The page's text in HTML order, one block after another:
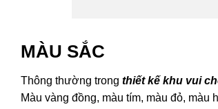
MÀU SẮC
Thông thường trong thiết kế khu vui
Màu vàng đồng, màu tím, màu đỏ,